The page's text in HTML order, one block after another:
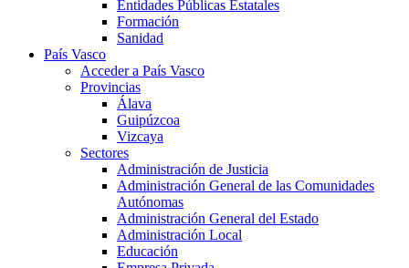
Entidades Públicas Estatales
Formación
Sanidad
País Vasco
Acceder a País Vasco
Provincias
Álava
Guipúzcoa
Vizcaya
Sectores
Administración de Justicia
Administración General de las Comunidades
Autónomas
Administración General del Estado
Administración Local
Educación